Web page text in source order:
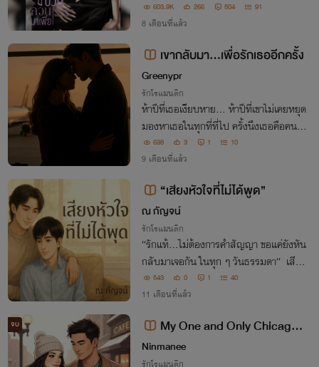
603.9K 266 504 91
8 เดือนที่แล้ว
เขากลับมา…เพื่อรักเธออีกครั้ง
Greenypr
รักโรแมนติก
ห้าปีที่เธอเงียบหาย… ห้าปีที่เขาไม่เคยหยุด
มองหาเธอในทุกที่ที่ไป ครั้งนึงเธอคือคนที่ผ
ลักเขาให้ไปตามฝัน แต่วันนี้เขากลับมา เพื่อ
ทำในสิ่งที่ยังค้างคาอยู่ “ฉันกลับมาแล้ว เอ
698 3 1 10
9 เดือนที่แล้ว
“เสียงหัวใจที่ไม่ได้พูด”
ณ กัญจน์
รักโรแมนติก
“รักแท้…ไม่ต้องการคำสัญญา ขอแค่ยังหัน
กลับมาเจอกัน ในทุก ๆ วันธรรมดา” เสียง
หนึ่งไม่เคยพูด แต่อีกเสียง…กลับได้ยินมาต
ลอด
543 0 1 40
11 เดือนที่แล้ว
จบ
My One and Only Chicago: เ
พราะใจนี้มีแต่เธอ ชิคาโก้
Ninmanee
รักโรแมนติก